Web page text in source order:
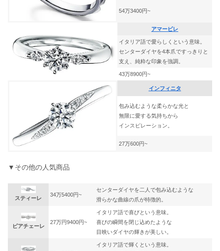
54万3400円~
アマービレ
イタリア語で愛らしくという意味。
センターダイヤを4本爪ですっきりと
支え、純粋な印象を強調。
43万8900円~
インフィニタ
包み込むような柔らかな光と
無限に愛する気持ちから
インスピレーション。
27万600円~
▼その他の人気商品
スティーレ
34万5400円~
センターダイヤを二人で包み込むような
滑らかな曲線の爪が特徴的。
ピアチェーレ
27万円9400円~
イタリア語で喜びという意味。
喜びの瞬間を閉じ込めたような
目映いダイヤの輝きが美しい。
イタリア語で輝くという意味。